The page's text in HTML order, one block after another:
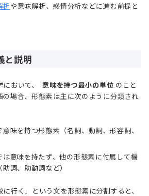
析や意味解析、感情分析などに進む前提と
と説明
おいて、 意味を持つ最小の単位 のこと
の場合、形態素は主に次のように分類され
味を持つ形態素（名詞、動詞、形容詞、
は意味を持たず、他の形態素に付属して機
詞、助動詞など）
行く」という文を形態素に分割すると、